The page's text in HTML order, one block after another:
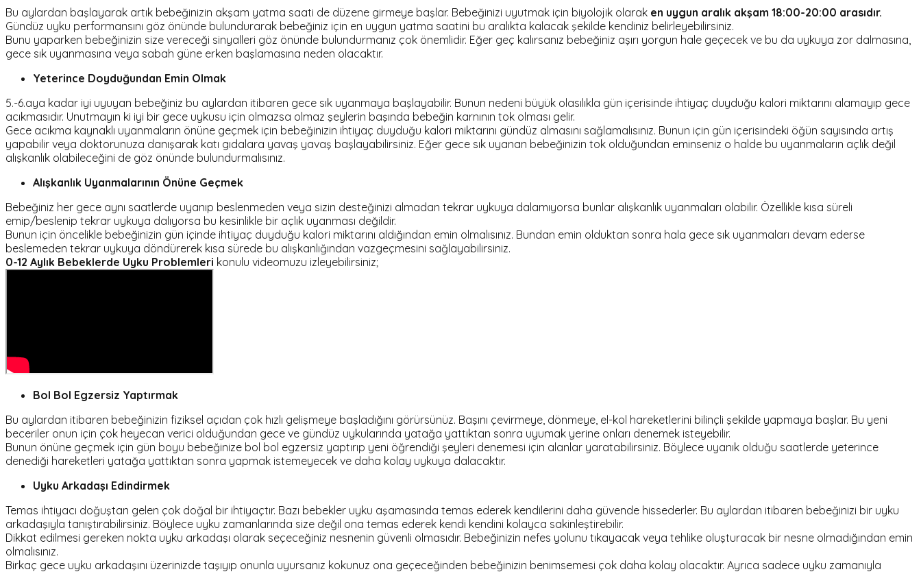
Bu aylardan başlayarak artık bebeğinizin akşam yatma saati de düzene girmeye başlar. Bebeğinizi uyutmak için biyolojik olarak en uygun aralık akşam 18:00-20:00 arasıdır.
Gündüz uyku performansını göz önünde bulundurarak bebeğiniz için en uygun yatma saatini bu aralıkta kalacak şekilde kendiniz belirleyebilirsiniz.
Bunu yaparken bebeğinizin size vereceği sinyalleri göz önünde bulundurmanız çok önemlidir. Eğer geç kalırsanız bebeğiniz aşırı yorgun hale geçecek ve bu da uykuya zor dalmasına,
gece sık uyanmasına veya sabah güne erken başlamasına neden olacaktır.
Yeterince Doyduğundan Emin Olmak
5.-6.aya kadar iyi uyuyan bebeğiniz bu aylardan itibaren gece sık uyanmaya başlayabilir. Bunun nedeni büyük olasılıkla gün içerisinde ihtiyaç duyduğu kalori miktarını alamayıp gece
acıkmasıdır. Unutmayın ki iyi bir gece uykusu için olmazsa olmaz şeylerin başında bebeğin karnının tok olması gelir.
Gece acıkma kaynaklı uyanmaların önüne geçmek için bebeğinizin ihtiyaç duyduğu kalori miktarını gündüz almasını sağlamalısınız. Bunun için gün içerisindeki öğün sayısında artış
yapabilir veya doktorunuza danışarak katı gıdalara yavaş yavaş başlayabilirsiniz. Eğer gece sık uyanan bebeğinizin tok olduğundan eminseniz o halde bu uyanmaların açlık değil
alışkanlık olabileceğini de göz önünde bulundurmalısınız.
Alışkanlık Uyanmalarının Önüne Geçmek
Bebeğiniz her gece aynı saatlerde uyanıp beslenmeden veya sizin desteğinizi almadan tekrar uykuya dalamıyorsa bunlar alışkanlık uyanmaları olabilir. Özellikle kısa süreli
emip/beslenip tekrar uykuya dalıyorsa bu kesinlikle bir açlık uyanması değildir.
Bunun için öncelikle bebeğinizin gün içinde ihtiyaç duyduğu kalori miktarını aldığından emin olmalısınız. Bundan emin olduktan sonra hala gece sık uyanmaları devam ederse
beslemeden tekrar uykuya döndürerek kısa sürede bu alışkanlığından vazgeçmesini sağlayabilirsiniz.
0-12 Aylık Bebeklerde Uyku Problemleri konulu videomuzu izleyebilirsiniz;
Bol Bol Egzersiz Yaptırmak
Bu aylardan itibaren bebeğinizin fiziksel açıdan çok hızlı gelişmeye başladığını görürsünüz. Başını çevirmeye, dönmeye, el-kol hareketlerini bilinçli şekilde yapmaya başlar. Bu yeni
beceriler onun için çok heyecan verici olduğundan gece ve gündüz uykularında yatağa yattıktan sonra uyumak yerine onları denemek isteyebilir.
Bunun önüne geçmek için gün boyu bebeğinize bol bol egzersiz yaptırıp yeni öğrendiği şeyleri denemesi için alanlar yaratabilirsiniz. Böylece uyanık olduğu saatlerde yeterince
denediği hareketleri yatağa yattıktan sonra yapmak istemeyecek ve daha kolay uykuya dalacaktır.
Uyku Arkadaşı Edindirmek
Temas ihtiyacı doğuştan gelen çok doğal bir ihtiyaçtır. Bazı bebekler uyku aşamasında temas ederek kendilerini daha güvende hissederler. Bu aylardan itibaren bebeğinizi bir uyku
arkadaşıyla tanıştırabilirsiniz. Böylece uyku zamanlarında size değil ona temas ederek kendi kendini kolayca sakinleştirebilir.
Dikkat edilmesi gereken nokta uyku arkadaşı olarak seçeceğiniz nesnenin güvenli olmasıdır. Bebeğinizin nefes yolunu tıkayacak veya tehlike oluşturacak bir nesne olmadığından emin
olmalısınız.
Birkaç gece uyku arkadaşını üzerinizde taşıyıp onunla uyursanız kokunuz ona geçeceğinden bebeğinizin benimsemesi çok daha kolay olacaktır. Ayrıca sadece uyku zamanıyla